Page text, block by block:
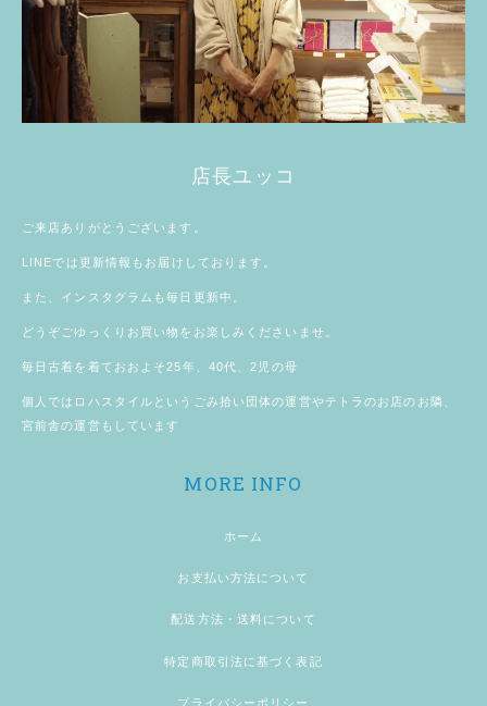
店長ユッコ
ご来店ありがとうございます。
LINEでは更新情報もお届けしております。
また、 インスタグラム も毎日更新中。
どうぞごゆっくりお買い物をお楽しみくださいませ。
毎日古着を着ておおよそ25年、40代、2児の母
個人では ロハスタイル というごみ拾い団体の運営やテトラのお店のお隣、
宮前舎の運営もしています
MORE INFO
ホーム
お支払い方法について
配送方法・送料について
特定商取引法に基づく表記
プライバシーポリシー